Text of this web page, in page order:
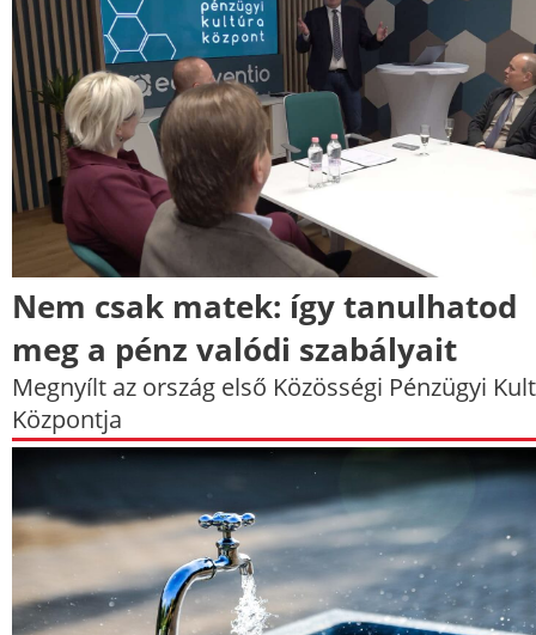
Nem csak matek: így tanulhatod
meg a pénz valódi szabályait
Megnyílt az ország első Közösségi Pénzügyi
Központja